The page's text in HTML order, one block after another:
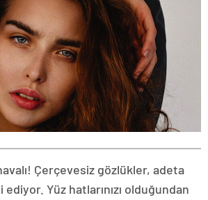
Çerçevesiz gözlükler, adeta
Yüz hatlarınızı olduğundan